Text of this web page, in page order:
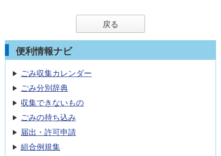
戻る
便利情報ナビ
ごみ収集カレンダー
ごみ分別辞典
収集できないもの
ごみの持ち込み
届出・許可申請
組合例規集